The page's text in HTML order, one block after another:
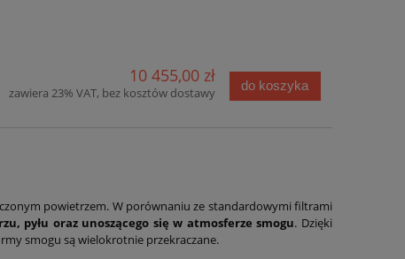
10 455,00 zł
zawiera 23% VAT, bez kosztów dostawy do koszyka
powietrzem. W porównaniu ze standardowymi filtrami
pyłu oraz unoszącego się w atmosferze smogu. Dzięki
smogu są wielokrotnie przekraczane.